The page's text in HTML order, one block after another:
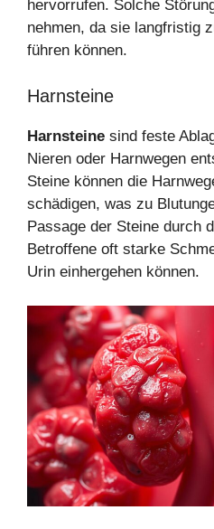
hervorrufen. Solche
nehmen, da sie langfristig
führen können.
Harnsteine
Harnsteine sind feste
Nieren oder Harnwegen
Steine können die
schädigen, was zu
Passage der Steine durch
Betroffene oft starke
Urin einhergehen können.